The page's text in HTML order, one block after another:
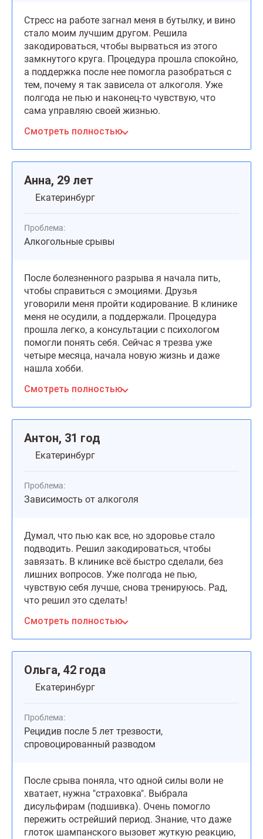
Стресс на работе загнал меня в бутылку, и вино
стало моим лучшим другом. Решила
закодироваться, чтобы вырваться из этого
замкнутого круга. Процедура прошла спокойно,
а поддержка после нее помогла разобраться с
тем, почему я так зависела от алкоголя. Уже
полгода не пью и наконец-то чувствую, что
сама управляю своей жизнью.
Смотреть полностью
Анна, 29 лет
Екатеринбург
Проблема:
Алкогольные срывы
После болезненного разрыва я начала пить,
чтобы справиться с эмоциями. Друзья
уговорили меня пройти кодирование. В клинике
меня не осудили, а поддержали. Процедура
прошла легко, а консультации с психологом
помогли понять себя. Сейчас я трезва уже
четыре месяца, начала новую жизнь и даже
нашла хобби.
Смотреть полностью
Антон, 31 год
Екатеринбург
Проблема:
Зависимость от алкоголя
Думал, что пью как все, но здоровье стало
подводить. Решил закодироваться, чтобы
завязать. В клинике всё быстро сделали, без
лишних вопросов. Уже полгода не пью,
чувствую себя лучше, снова тренируюсь. Рад,
что решил это сделать!
Смотреть полностью
Ольга, 42 года
Екатеринбург
Проблема:
Рецидив после 5 лет трезвости,
спровоцированный разводом
После срыва поняла, что одной силы воли не
хватает, нужна "страховка". Выбрала
дисульфирам (подшивка). Очень помогло
пережить острейший период. Знание, что даже
глоток шампанского вызовет жуткую реакцию,